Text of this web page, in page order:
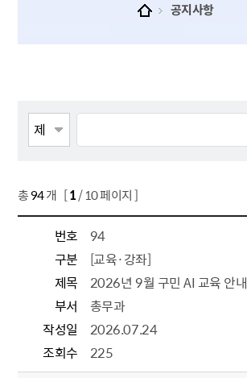
공지사항
총94개 [1/ 10 페이지 ]
번호
94
구분
[교육·강좌]
제목
2026년 9월 구민 AI 교육 안내
부서
총무과
작성일
2026.07.24
조회수
225